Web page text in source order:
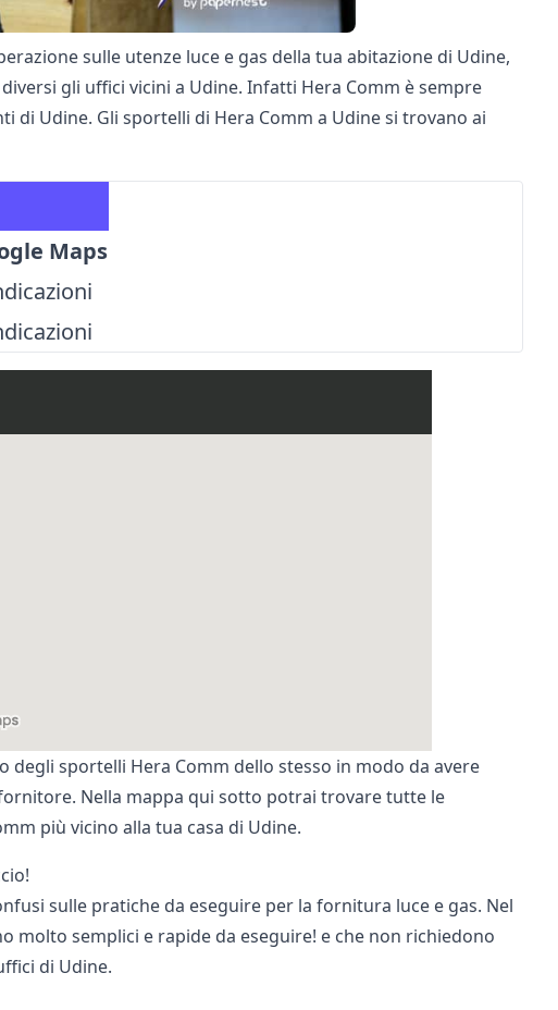
sulle utenze luce e gas della tua abitazione di Udine,
gli uffici vicini a Udine. Infatti Hera Comm è sempre
Udine. Gli sportelli di Hera Comm a Udine si trovano ai
Maps
degli sportelli Hera Comm dello stesso in modo da avere
Nella mappa qui sotto potrai trovare tutte le
più vicino alla tua casa di Udine.
sulle pratiche da eseguire per la fornitura luce e gas. Nel
molto semplici e rapide da eseguire! e che non richiedono
di Udine.